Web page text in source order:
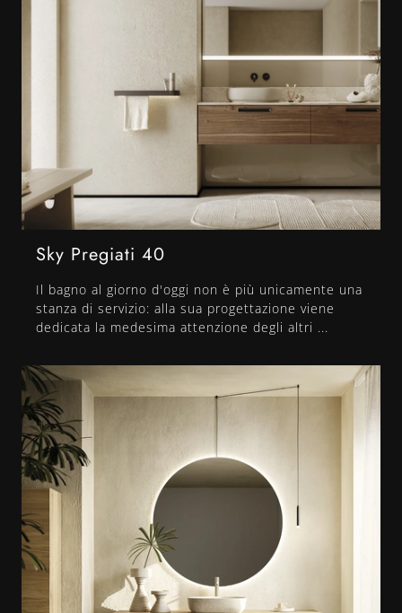
Sky Pregiati 40
Il bagno al giorno d'oggi non è più unicamente una
stanza di servizio: alla sua progettazione viene
dedicata la medesima attenzione degli altri ...